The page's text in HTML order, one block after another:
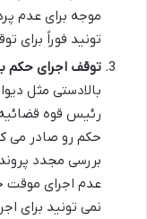
موجه برای عدم
تونید فوراً برای
توقف اجرای حکم
بالادستی مثل
رئیس قوه
حکم رو صادر می
بررسی مجدد
عدم اجرای موقت
نمی تونید برای